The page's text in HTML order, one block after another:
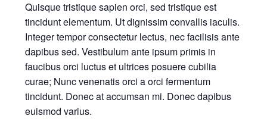
Quisque tristique sapien orci, sed tristique est
tincidunt elementum. Ut dignissim convallis iaculis.
Integer tempor consectetur lectus, nec facilisis ante
dapibus sed. Vestibulum ante ipsum primis in
faucibus orci luctus et ultrices posuere cubilia
curae; Nunc venenatis orci a orci fermentum
tincidunt. Donec at accumsan mi. Donec dapibus
euismod varius.